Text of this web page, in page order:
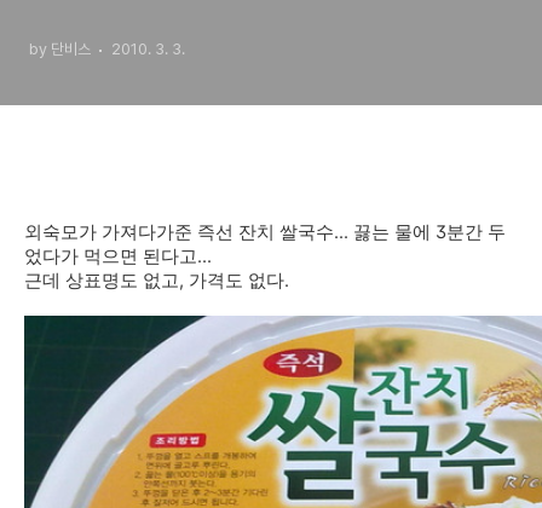
by 단비스 2010. 3. 3.
외숙모가 가져다가준 즉선 잔치 쌀국수... 끓는 물에 3분간 두
었다가 먹으면 된다고...
근데 상표명도 없고, 가격도 없다.